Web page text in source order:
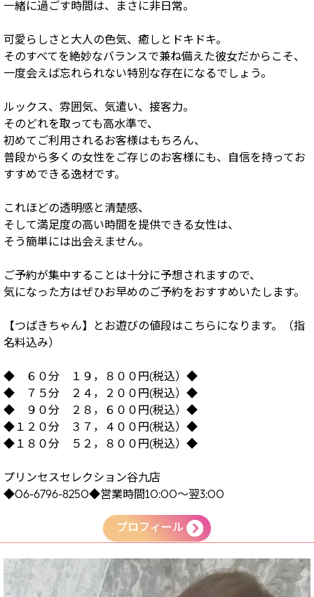
一緒に過ごす時間は、まさに非日常。
可愛らしさと大人の色気、癒しとドキドキ。
そのすべてを絶妙なバランスで兼ね備えた彼女だからこそ、
一度会えば忘れられない特別な存在になるでしょう。
ルックス、雰囲気、気遣い、接客力。
そのどれを取っても高水準で、
初めてご利用されるお客様はもちろん、
普段から多くの女性をご存じのお客様にも、自信を持ってお
すすめできる逸材です。
これほどの透明感と清楚感、
そして満足度の高い時間を提供できる女性は、
そう簡単には出会えません。
ご予約が集中することは十分に予想されますので、
気になった方はぜひお早めのご予約をおすすめいたします。
【つばきちゃん】とお遊びの値段はこちらになります。（指
名料込み）
◆ ６０分 １９，８００円(税込）◆
◆ ７５分 ２４，２００円(税込）◆
◆ ９０分 ２８，６００円(税込）◆
◆１２０分 ３７，４００円(税込）◆
◆１８０分 ５２，８００円(税込）◆
プリンセスセレクション谷九店
◆06-6796-8250◆営業時間10:00～翌3:00
プロフィール